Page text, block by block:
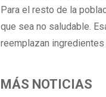
Para el resto de la
que sea no saludable.
reemplazan
MÁS NOTICIAS